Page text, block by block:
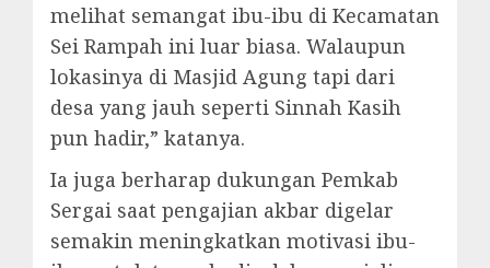
melihat semangat ibu-ibu di Kecamatan
Sei Rampah ini luar biasa. Walaupun
lokasinya di Masjid Agung tapi dari
desa yang jauh seperti Sinnah Kasih
pun hadir,” katanya.
Ia juga berharap dukungan Pemkab
Sergai saat pengajian akbar digelar
semakin meningkatkan motivasi ibu-